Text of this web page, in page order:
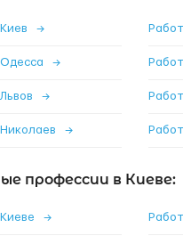
→
→
→
→
профессии в Киеве:
→